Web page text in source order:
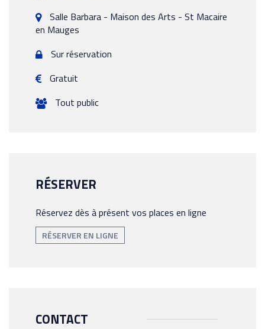
Salle Barbara - Maison des Arts - St Macaire
en Mauges
Sur réservation
Gratuit
Tout public
RÉSERVER
Réservez dès à présent vos places en ligne
RÉSERVER EN LIGNE
CONTACT